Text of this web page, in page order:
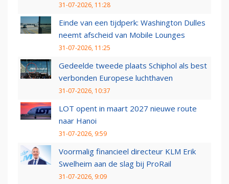
31-07-2026, 11:28
Einde van een tijdperk: Washington Dulles
neemt afscheid van Mobile Lounges
31-07-2026, 11:25
Gedeelde tweede plaats Schiphol als best
verbonden Europese luchthaven
31-07-2026, 10:37
LOT opent in maart 2027 nieuwe route
naar Hanoi
31-07-2026, 9:59
Voormalig financieel directeur KLM Erik
Swelheim aan de slag bij ProRail
31-07-2026, 9:09